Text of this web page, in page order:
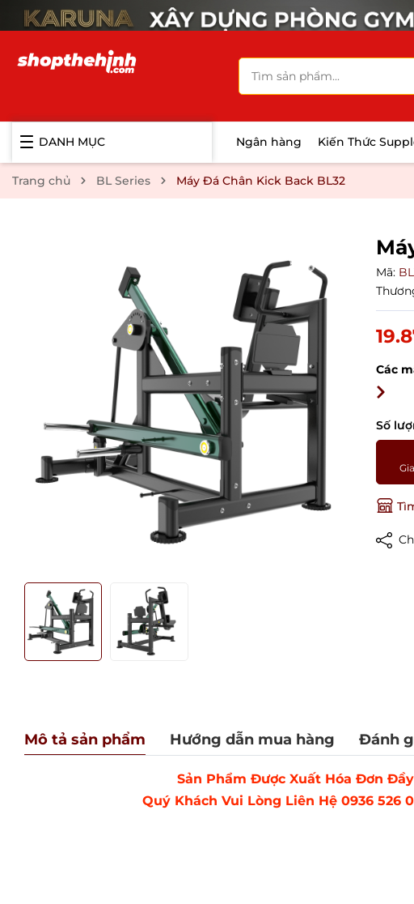
DANH MỤC Ngân hàng Kiến Thức
Trang chủ BL Series Máy Đá Chân Kick Back BL32
Mã:
Các
Số
Mô tả sản phẩm Hướng dẫn mua hàng Đánh
Sản Phẩm Được Xuất Hóa Đơn
Quý Khách Vui Lòng Liên Hệ 0936 526